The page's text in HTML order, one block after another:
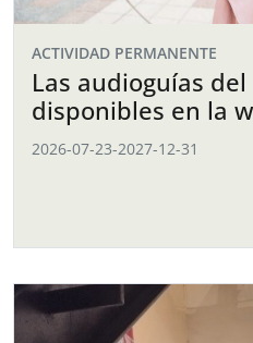
ACTIVIDAD PERMANENTE
Las audioguías
disponibles en la
2026-07-23-2027-12-31